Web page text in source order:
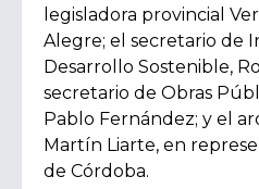
legisladora provincial
Alegre; el secretario de
Desarrollo Sostenible,
secretario de Obras
Pablo Fernández; y el
Martín Liarte, en
de Córdoba.